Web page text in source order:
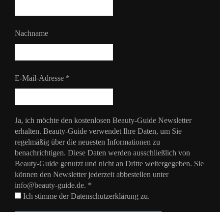
Nachname
E-Mail-Adresse *
Ja, ich möchte den kostenlosen Beauty-Guide Newsletter
erhalten. Beauty-Guide verwendet Ihre Daten, um Sie
regelmäßig über die neuesten Informationen zu
benachrichtigen. Diese Daten werden ausschließlich von
Beauty-Guide genutzt und nicht an Dritte weitergegeben. Sie
können den Newsletter jederzeit abbestellen unter
info@beauty-guide.de. *
Ich stimme derDatenschutzerklärung zu.